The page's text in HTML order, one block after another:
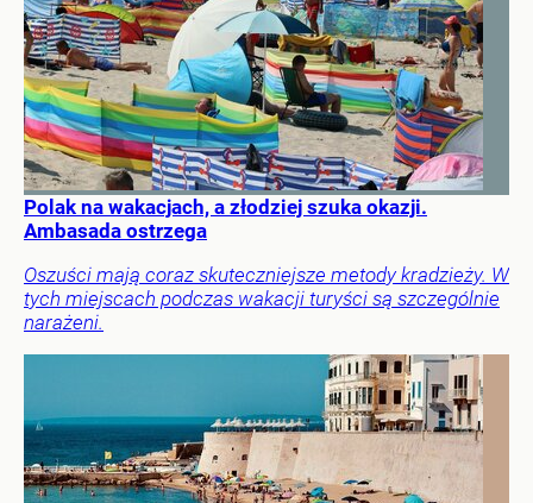
Polak na wakacjach, a złodziej szuka okazji.
Ambasada ostrzega
Oszuści mają coraz skuteczniejsze metody kradzieży. W
tych miejscach podczas wakacji turyści są szczególnie
narażeni.